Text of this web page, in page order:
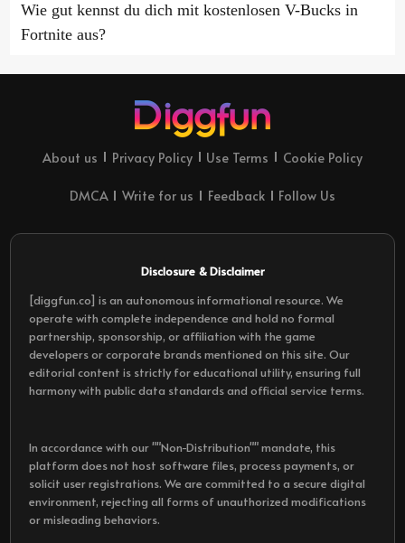
Wie gut kennst du dich mit kostenlosen V-Bucks in
Fortnite aus?
About us Privacy Policy Use Terms Cookie Policy
DMCA Write for us Feedback Follow Us
Disclosure & Disclaimer
[diggfun.co] is an autonomous informational resource. We
operate with complete independence and hold no formal
partnership, sponsorship, or affiliation with the game
developers or corporate brands mentioned on this site. Our
editorial content is strictly for educational utility, ensuring full
harmony with public data standards and official service terms.
In accordance with our ""Non-Distribution"" mandate, this
platform does not host software files, process payments, or
solicit user registrations. We are committed to a secure digital
environment, rejecting all forms of unauthorized modifications
or misleading behaviors.